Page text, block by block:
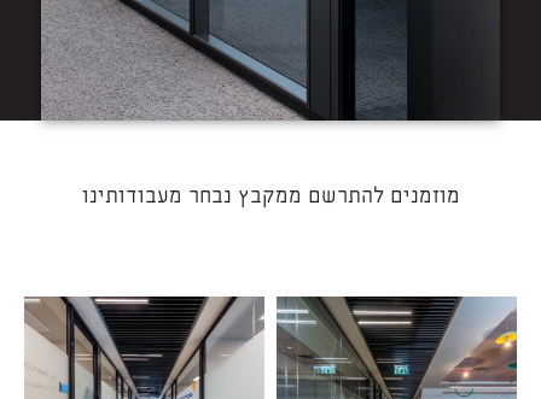
מוזמנים להתרשם ממקבץ נבחר מעבודותינו​